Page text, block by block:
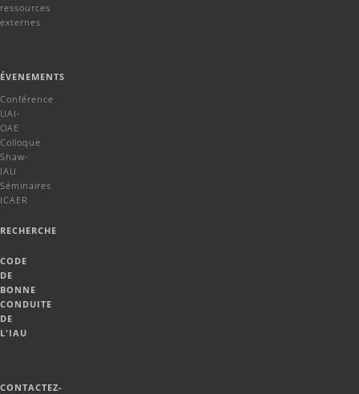
ressources
externes
ÉVENEMENTS
Conférence
UAI-
OAE
Colloque
Shaw-
IAU
Séminaires
ICAER
RECHERCHE
CODE
DE
BONNE
CONDUITE
DE
L'IAU
CONTACTEZ-